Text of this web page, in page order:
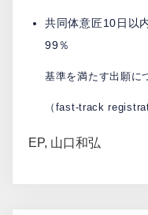
日本語 English
共同体意匠10日以
99％
基準を満たす出願に
（fast-track
EP, 山口和弘